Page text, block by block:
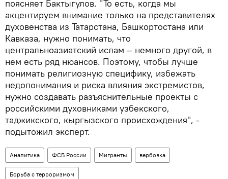
поясняет Бактыгулов. "То есть, когда мы
акцентируем внимание только на представителях
духовенства из Татарстана, Башкортостана или
Кавказа, нужно понимать, что
центральноазиатский ислам – немного другой, в
нем есть ряд нюансов. Поэтому, чтобы лучше
понимать религиозную специфику, избежать
недопонимания и риска влияния экстремистов,
нужно создавать разъяснительные проекты с
российскими духовниками узбекского,
таджикского, кыргызского происхождения", -
подытожил эксперт.
Аналитика ФСБ России Мигранты вербовка
Борьба с терроризмом